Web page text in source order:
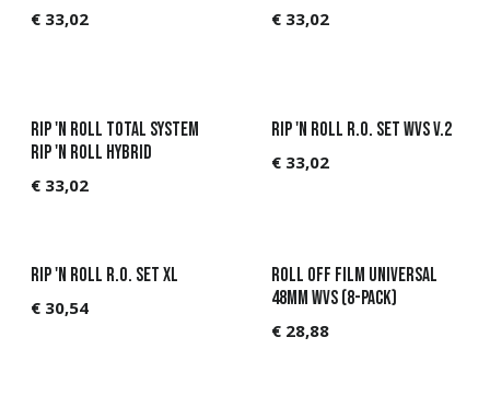
€ 33,02 € 33,02
Rip 'n Roll total system
Rip 'N Roll Hybrid
€ 33,02
Rip 'n Roll R.O. Set WVS V.2
€ 33,02
Rip 'n Roll R.O. Set XL
€ 30,54
Roll off Film universal
48mm WVS (8-pack)
€ 28,88